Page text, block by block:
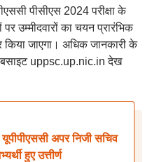
पीसीएस 2024 परीक्षा के
उम्मीदवारों का चयन प्रारंभिक
किया जाएगा। अधिक जानकारी के
uppsc.up.nic.in देख
अपर निजी सचिव
हुए उत्तीर्ण